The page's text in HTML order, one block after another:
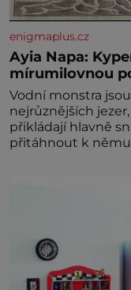
enigmaplus.cz
Ayia Napa:
mírumilovnou
Vodní monstra
nejrůznějších
přikládají hlavně
přitáhnout k